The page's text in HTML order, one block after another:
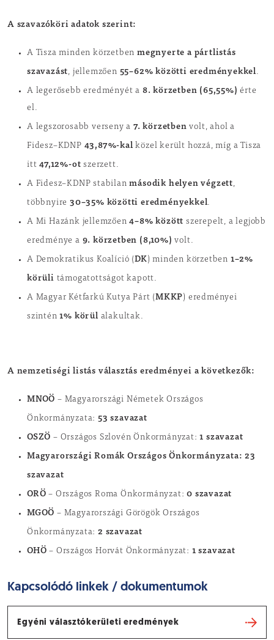
A szavazóköri adatok szerint:
A Tisza minden körzetben megnyerte a pártlistás
szavazást, jellemzően 55–62% közötti eredményekkel.
A legerősebb eredményét a 8. körzetben (65,55%) érte
el.
A legszorosabb verseny a 7. körzetben volt, ahol a
Fidesz–KDNP 43,87%-kal közel került hozzá, míg a Tisza
itt47,12%-ot szerzett.
A Fidesz–KDNP stabilanmásodik helyen végzett,
többnyire 30–35% közötti eredményekkel.
A Mi Hazánk jellemzően4–8% között szerepelt, a legjobb
eredménye a 9. körzetben (8,10%) volt.
A Demokratikus Koalíció (DK) minden körzetben 1–2%
körüli támogatottságot kapott.
A Magyar Kétfarkú Kutya Párt (MKKP) eredményei
szintén1% körül alakultak.
A nemzetiségi listás választás eredményei a következők:
MNOÖ – Magyarországi Németek Országos
Önkormányzata:53 szavazat
OSZÖ – Országos Szlovén Önkormányzat:1 szavazat
Magyarországi Romák Országos Önkormányzata: 23
szavazat
ORÖ– Országos Roma Önkormányzat:0 szavazat
MGOÖ – Magyarországi Görögök Országos
Önkormányzata:2 szavazat
OHÖ– Országos Horvát Önkormányzat: 1 szavazat
Kapcsolódó linkek / dokumentumok
Egyéni választókerületi eredmények